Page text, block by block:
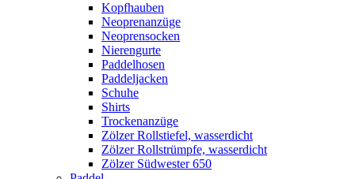
Kopfhauben
Neoprenanzüge
Neoprensocken
Nierengurte
Paddelhosen
Paddeljacken
Schuhe
Shirts
Trockenanzüge
Zölzer Rollstiefel, wasserdicht
Zölzer Rollstrümpfe, wasserdicht
Zölzer Südwester 650